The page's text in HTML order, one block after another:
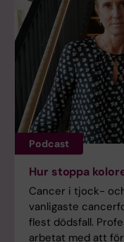
Podcast
Hur stoppa
Cancer i tjock-
vanligaste
flest dödsfall.
arbetat med att